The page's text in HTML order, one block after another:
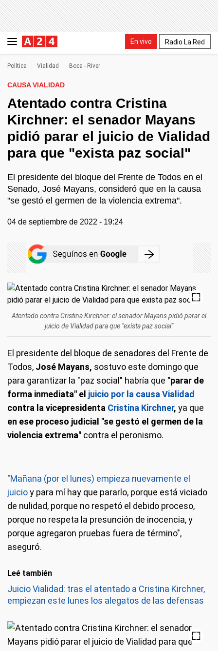
En vivo Radio La Red
Política Vialidad Boca - River
CAUSA VIALIDAD
Atentado contra Cristina
Kirchner: el senador Mayans
pidió parar el juicio de Vialidad
para que "exista paz social"
El presidente del bloque del Frente de Todos en el
Senado, José Mayans, consideró que en la causa
"se gestó el germen de la violencia extrema".
04 de septiembre de 2022 - 19:24
Atentado contra Cristina Kirchner: el senador Mayans pidió parar el
juicio de Vialidad para que "exista paz social"
El presidente del bloque de senadores del Frente de
Todos, José Mayans, sostuvo este domingo que
para garantizar la "paz social" habría que "parar de
forma inmediata" el juicio por la causa Vialidad
contra la vicepresidenta Cristina Kirchner, ya que
en ese proceso judicial "se gestó el germen de la
violencia extrema" contra el peronismo.
"Mañana (por el lunes) empieza nuevamente el
juicioy para mí hay que pararlo, porque está viciado
de nulidad, porque no respetó el debido proceso,
porque no respeta la presunción de inocencia, y
porque agregaron pruebas fuera de término",
aseguró.
Leé también
Juicio Vialidad: tras el atentado a Cristina Kirchner,
empiezan este lunes los alegatos de las defensas